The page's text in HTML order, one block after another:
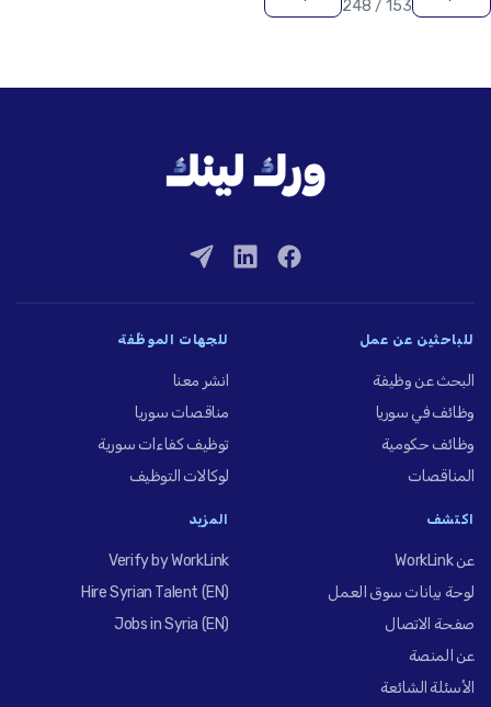
153 / 248
للباحثين عن عمل
البحث عن وظيفة
وظائف في سوريا
وظائف حكومية
المناقصات
للجهات الموظِّفة
انشر معنا
مناقصات سوريا
توظيف كفاءات سورية
لوكالات التوظيف
اكتشف
عن WorkLink
لوحة بيانات سوق العمل
صفحة الاتصال
عن المنصة
الأسئلة الشائعة
المزيد
Verify by WorkLink
Hire Syrian Talent (EN)
Jobs in Syria (EN)